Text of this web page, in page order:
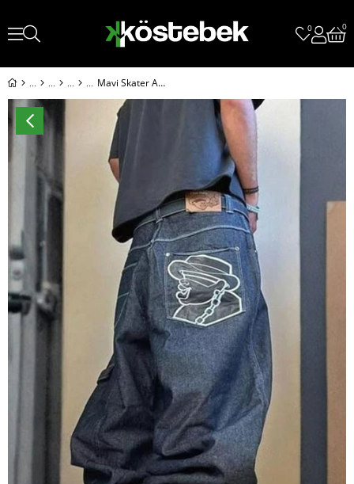
0 0
Mavi Skater Arka Cep Çizgi Film Karakteri Yamalı Baggy Pantolon